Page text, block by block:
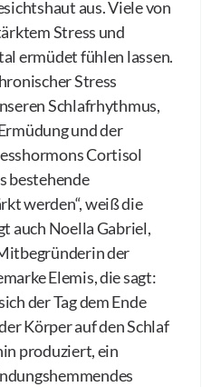
aus. Viele von
Stress und
ermüdet fühlen lassen.
Stress
Schlafrhythmus,
und der
Cortisol
bestehende
werden“, weiß die
auch Noella Gabriel,
der
Elemis, die sagt:
der Tag dem Ende
Körper auf den Schlaf
produziert, ein